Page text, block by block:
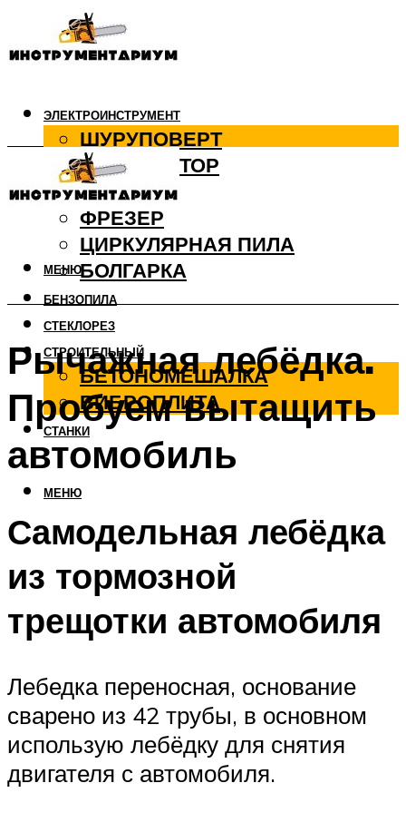
ЭЛЕКТРОИНСТРУМЕНТ
ШУРУПОВЕРТ
ПЕРФОРАТОР
ДРЕЛЬ
ФРЕЗЕР
ЦИРКУЛЯРНАЯ ПИЛА
БОЛГАРКА
БЕНЗОПИЛА
СТЕКЛОРЕЗ
СТРОИТЕЛЬНЫЙ
БЕТОНОМЕШАЛКА
ВИБРОПЛИТА
СТАНКИ
МЕНЮ
МЕНЮ
Рычажная лебёдка.
Пробуем вытащить
автомобиль
Самодельная лебёдка
из тормозной
трещотки автомобиля
Лебедка переносная, основание
сварено из 42 трубы, в основном
использую лебёдку для снятия
двигателя с автомобиля.